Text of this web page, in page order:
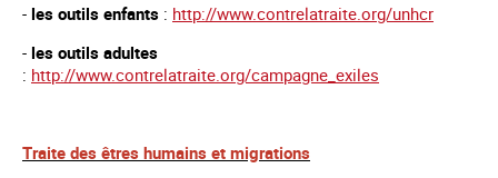
- les outils enfants : http://www.contrelatraite.org/unhcr
- les outils adultes
: http://www.contrelatraite.org/campagne_exiles
Traite des êtres humains et migrations